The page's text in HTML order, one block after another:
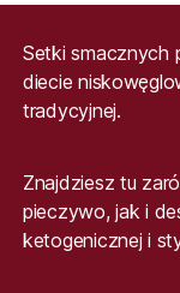
Setki smacznych
diecie
tradycyjnej.
Znajdziesz tu
pieczywo, jak i
ketogenicznej i